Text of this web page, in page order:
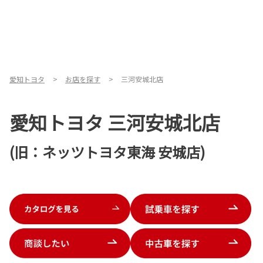
愛知トヨタ お店を探す 三河安城北店
愛知トヨタ 三河安城北店
(旧：ネッツトヨタ東海 安城店)